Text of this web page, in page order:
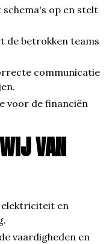
schema's op en stelt
de betrokken teams
communicatie
voor de financiën
VAN
elektriciteit en
vaardigheden en